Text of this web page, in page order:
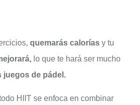
quemarás calorías y tu
lo que te hará ser mucho
juegos de pádel.
HIIT se enfoca en combinar